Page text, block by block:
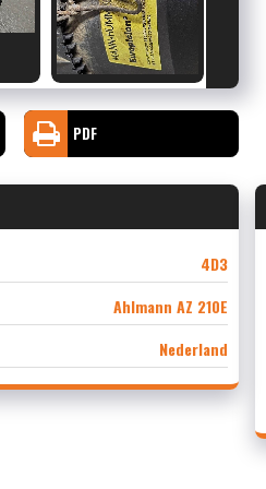
PDF
4D3
Ahlmann AZ 210E
Nederland